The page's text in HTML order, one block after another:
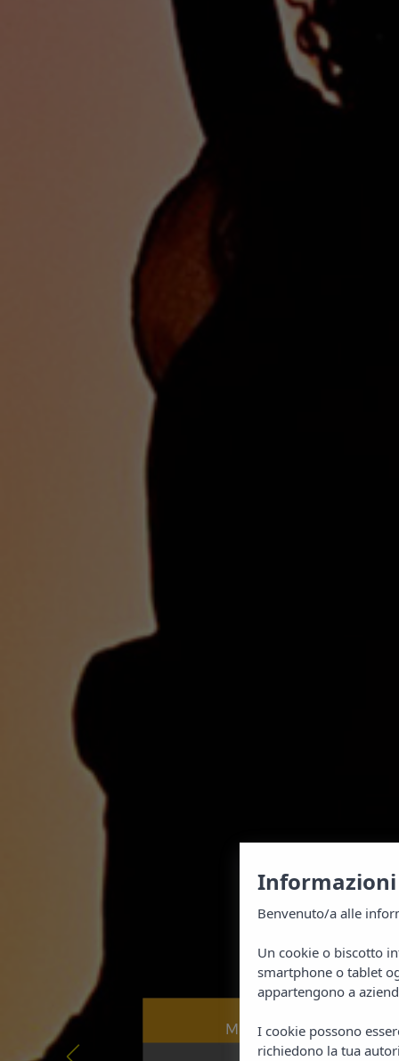
MIGLIOR PREZZO
Informazioni
Benvenuto/a alle
Un cookie o biscotto
smartphone o tablet
appartengono a
I cookie possono
richiedono la tua